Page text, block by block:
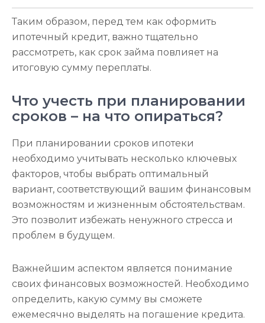
Таким образом, перед тем как оформить
ипотечный кредит, важно тщательно
рассмотреть, как срок займа повлияет на
итоговую сумму переплаты.
Что учесть при планировании
сроков – на что опираться?
При планировании сроков ипотеки
необходимо учитывать несколько ключевых
факторов, чтобы выбрать оптимальный
вариант, соответствующий вашим финансовым
возможностям и жизненным обстоятельствам.
Это позволит избежать ненужного стресса и
проблем в будущем.
Важнейшим аспектом является понимание
своих финансовых возможностей. Необходимо
определить, какую сумму вы сможете
ежемесячно выделять на погашение кредита.